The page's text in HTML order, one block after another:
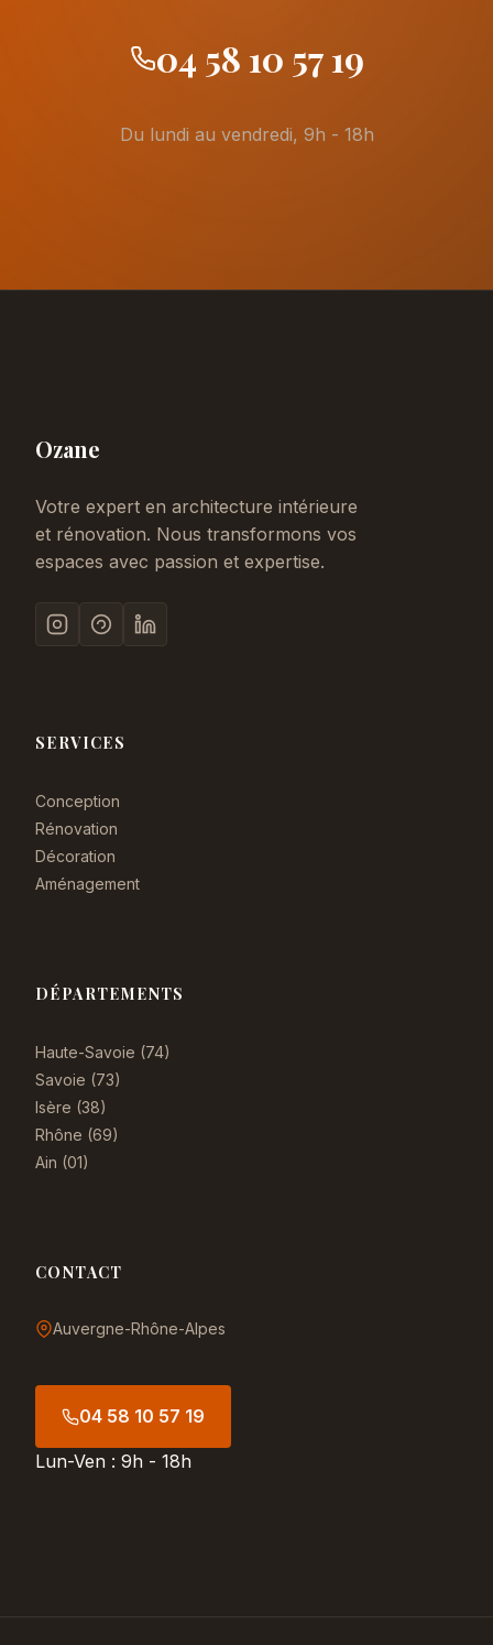
04 58 10 57 19
Du lundi au vendredi, 9h - 18h
Ozane
Votre expert en architecture intérieure
et rénovation. Nous transformons vos
espaces avec passion et expertise.
SERVICES
Conception
Rénovation
Décoration
Aménagement
DÉPARTEMENTS
Haute-Savoie (74)
Savoie (73)
Isère (38)
Rhône (69)
Ain (01)
CONTACT
Auvergne-Rhône-Alpes
04 58 10 57 19
Lun-Ven : 9h - 18h